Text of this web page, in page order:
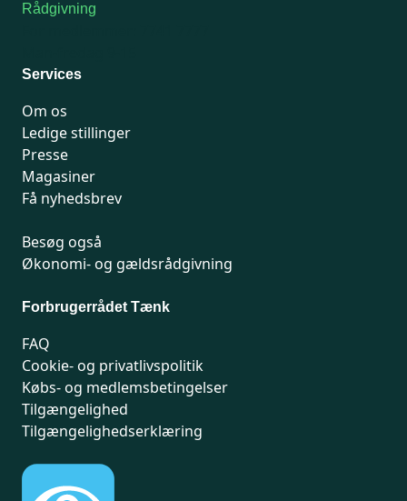
Rådgivning
Services
Om os
Ledige stillinger
Presse
Magasiner
Få nyhedsbrev
Besøg også
Økonomi- og gældsrådgivning
Forbrugerrådet Tænk
FAQ
Cookie- og privatlivspolitik
Købs- og medlemsbetingelser
Tilgængelighed
Tilgængelighedserklæring